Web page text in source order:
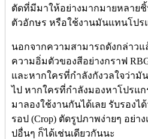
ตัดที่มีมาให้อย่างมากมายหลาย
ตัวอักษร หรือใช้งานมันแทนโปร
นอกจากความสามารถดังกล่าวแ
ความอิ่มตัวของสีอย่างกราฟ
และหากใครที่กำลังกังวลใจว่า
ไป หากใครที่กำลังมองหาโปรแ
มาลองใช้งานกันได้เลย รับรอง
รอป (Crop) ตัดรูปภาพง่ายๆ อย่
ปอื่นๆ ก็ได้เช่นเดียวกันนะ